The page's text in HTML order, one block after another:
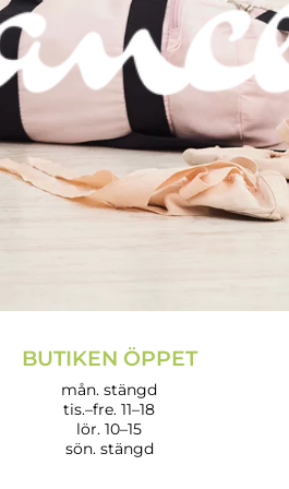
BUTIKEN ÖPPET
mån. stängd
tis.–fre. 11–18
lör. 10–15
sön. stängd